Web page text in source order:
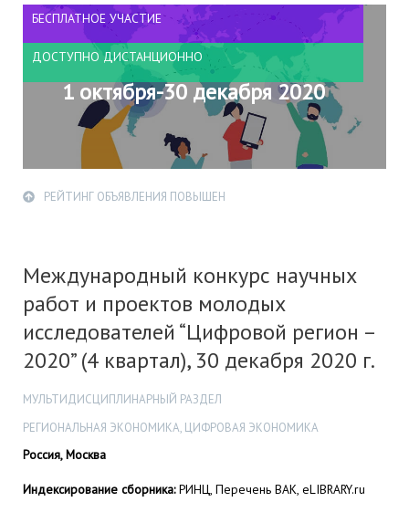
БЕСПЛАТНОЕ УЧАСТИЕ
ДОСТУПНО ДИСТАНЦИОННО
1 октября-30 декабря 2020
РЕЙТИНГ ОБЪЯВЛЕНИЯ ПОВЫШЕН
Международный конкурс научных
работ и проектов молодых
исследователей “Цифровой регион –
2020” (4 квартал), 30 декабря 2020 г.
МУЛЬТИДИСЦИПЛИНАРНЫЙ РАЗДЕЛ
РЕГИОНАЛЬНАЯ ЭКОНОМИКА, ЦИФРОВАЯ ЭКОНОМИКА
Россия, Москва
Индексирование сборника:РИНЦ, Перечень ВАК, eLIBRARY.ru